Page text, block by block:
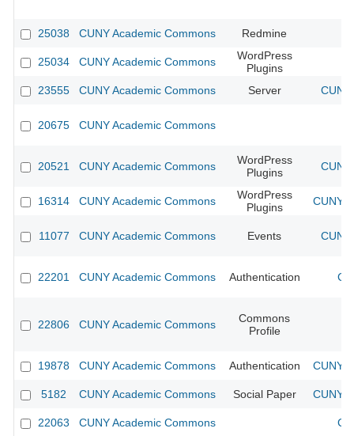
25038 CUNY Academic Commons Redmine
25034 CUNY Academic Commons
WordPress
Plugins
23555
CUNY Academic Commons Server
20675 CUNY Academic Commons
20521 CUNY Academic Commons
WordPress
Plugins
16314 CUNY Academic Commons
WordPress
Plugins
CUNY
11077 CUNY Academic Commons Events
22201 CUNY Academic Commons Authentication
22806 CUNY Academic Commons
Commons
Profile
19878 CUNY Academic Commons Authentication CUNY
5182 CUNY Academic Commons Social Paper CUNY
22063 CUNY Academic Commons